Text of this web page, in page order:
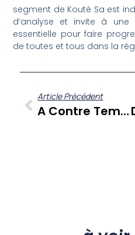
segment de Kouté Sa est
d’analyse et invite à une
essentielle pour faire
de toutes et tous dans la
Article Précédent
A Contre Temps : Gérard Dorwling Carter Et Ses Chroniqueurs Offrent Une Analyse Singulière De L’actualité